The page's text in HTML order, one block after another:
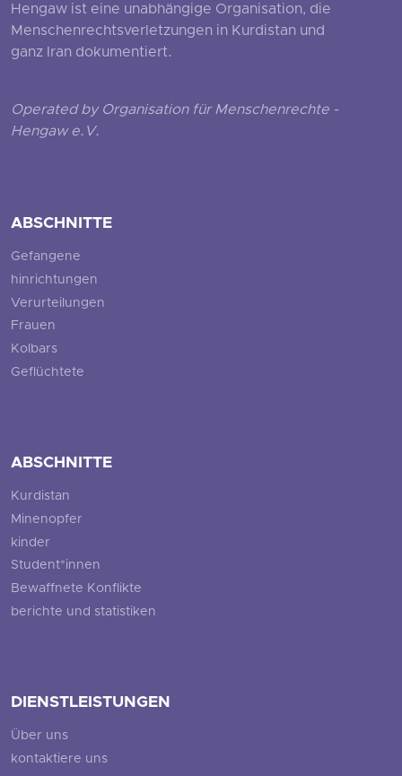
Hengaw ist eine unabhängige Organisation, die
Menschenrechtsverletzungen in Kurdistan und
ganz Iran dokumentiert.
Operated by Organisation für Menschenrechte -
Hengaw e.V.
ABSCHNITTE
Gefangene
hinrichtungen
Verurteilungen
Frauen
Kolbars
Geflüchtete
ABSCHNITTE
Kurdistan
Minenopfer
kinder
Student*innen
Bewaffnete Konflikte
berichte und statistiken
DIENSTLEISTUNGEN
Über uns
kontaktiere uns